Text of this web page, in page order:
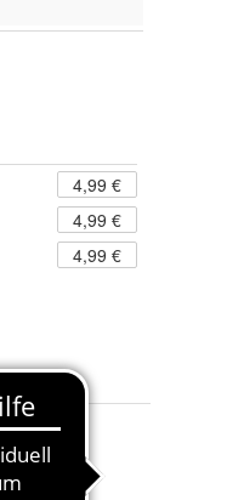
4,99 €
4,99 €
4,99 €